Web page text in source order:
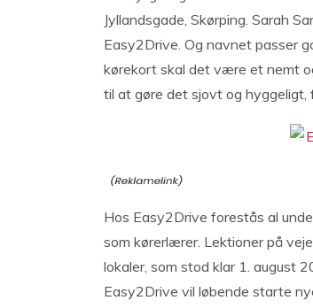
Jyllandsgade, Skørping. Sarah
Easy2Drive. Og navnet passer
kørekort skal det være et nemt
til at gøre det sjovt og hyggeligt,
Hos Easy2Drive forestås al
som kørerlærer. Lektioner på
lokaler, som stod klar 1. august
Easy2Drive vil løbende starte